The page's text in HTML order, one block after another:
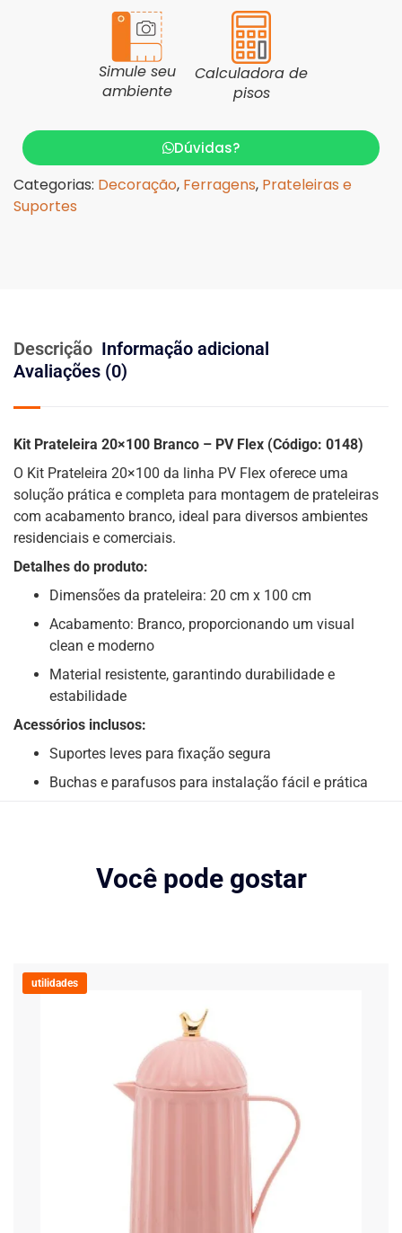
Simule seu
ambiente
Calculadora de
pisos
Dúvidas?
Categorias: Decoração, Ferragens, Prateleiras e
Suportes
Descrição Informação adicional
Avaliações (0)
Kit Prateleira 20×100 Branco – PV Flex (Código: 0148)
O Kit Prateleira 20×100 da linha PV Flex oferece uma
solução prática e completa para montagem de prateleiras
com acabamento branco, ideal para diversos ambientes
residenciais e comerciais.
Detalhes do produto:
Dimensões da prateleira: 20 cm x 100 cm
Acabamento: Branco, proporcionando um visual
clean e moderno
Material resistente, garantindo durabilidade e
estabilidade
Acessórios inclusos:
Suportes leves para fixação segura
Buchas e parafusos para instalação fácil e prática
Você pode gostar
utilidades